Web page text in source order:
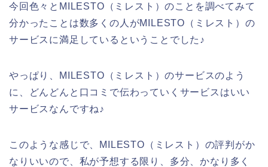
今回色々とMILESTO（ミレスト）のことを調べてみて
分かったことは数多くの人がMILESTO（ミレスト）の
サービスに満足しているということでした♪
やっぱり、MILESTO（ミレスト）のサービスのよう
に、どんどんと口コミで伝わっていくサービスはいい
サービスなんですね♪
このような感じで、MILESTO（ミレスト）の評判がか
なりいいので、私が予想する限り、多分、かなり多く